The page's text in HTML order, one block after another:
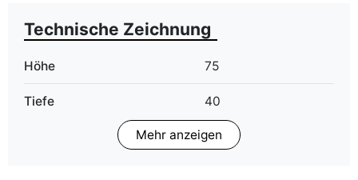
Technische Zeichnung
Höhe 75
Tiefe 40
Matt
Mehr anzeigen